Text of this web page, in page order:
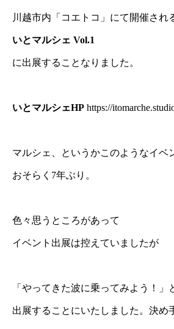
川越市内「コエトコ」にて開催され
いとマルシェ Vol.1
に出展することなりました。
いとマルシェHP https://
マルシェ、というかこのようなイベ
おそらく7年ぶり。
色々思うところがあって
イベント出展は控えていましたが
「やってきた波に乗ってみよう！」
出展することにいたしました。決め